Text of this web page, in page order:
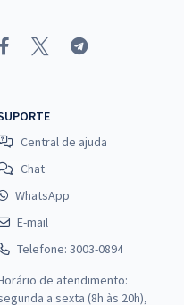
Central de ajuda
Chat
WhatsApp
E-mail
Telefone: 3003-0894
de atendimento:
a sexta (8h às 20h),